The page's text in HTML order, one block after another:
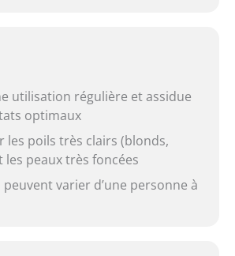
utilisation régulière et assidue
optimaux
les poils très clairs (blonds,
les peaux très foncées
varier d’une personne à